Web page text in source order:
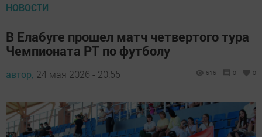
НОВОСТИ
В Елабуге прошел матч четвертого тура
Чемпионата РТ по футболу
автор, 24 мая 2026 - 20:55 616 0 0